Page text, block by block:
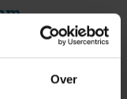
Over
gemaakt. Het